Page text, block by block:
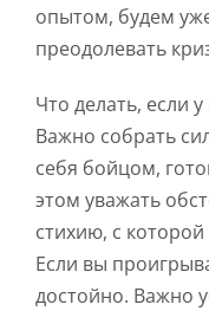
опытом, будем
преодолевать
Что делать, если
Важно собрать
себя бойцом,
этом уважать
стихию, с
Если вы
достойно. Важно